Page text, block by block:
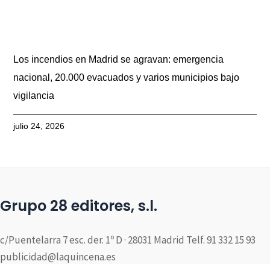
Los incendios en Madrid se agravan: emergencia
nacional, 20.000 evacuados y varios municipios bajo
vigilancia
julio 24, 2026
Grupo 28 editores, s.l.
c/Puentelarra 7 esc. der. 1º D · 28031 Madrid Telf. 91 332 15 93
publicidad@laquincena.es